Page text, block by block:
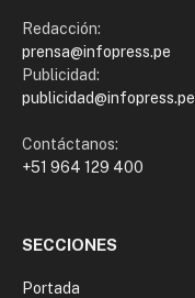
Redacción:
prensa@infopress.pe
Publicidad:
publicidad@infopress.pe
Contáctanos:
+51 964 129 400
SECCIONES
Portada